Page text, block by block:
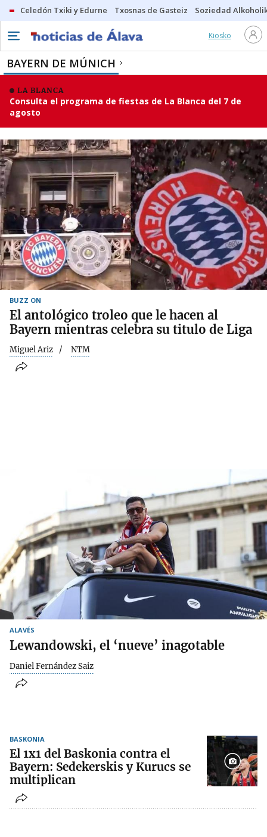
Celedón Txiki y Edurne Txosnas de Gasteiz Soziedad
Kiosko
BAYERN DE MÚNICH
LA BLANCA
Consulta el programa de fiestas de La Blanca del 7 de
agosto
BUZZ ON
El antológico troleo que le hacen al
Bayern mientras celebra su titulo de Liga
Miguel Ariz NTM
ALAVÉS
Lewandowski, el ‘nueve’ inagotable
Daniel Fernández Saiz
BASKONIA
El 1x1 del Baskonia contra el
Bayern: Sedekerskis y Kurucs se
multiplican